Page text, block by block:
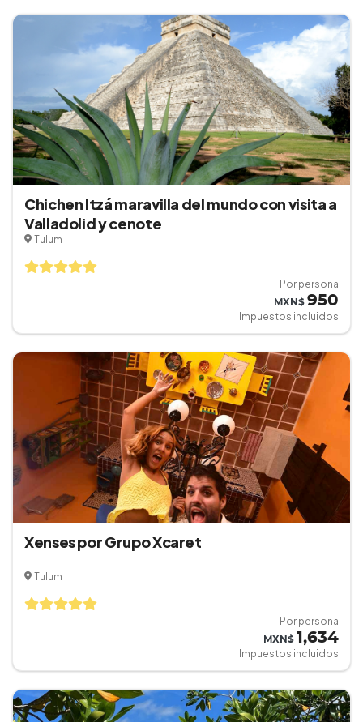
Chichen Itzá maravilla del mundo con visita a
Valladolid y cenote
Tulum
Por persona
MXN$ 950
Impuestos incluidos
Xenses por Grupo Xcaret
Tulum
Por persona
MXN$ 1,634
Impuestos incluidos